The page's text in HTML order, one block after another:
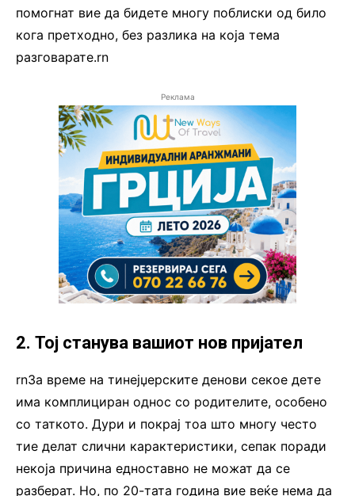
помогнат вие да бидете многу поблиски од било
кога претходно, без разлика на која тема
разговарате.rn
Реклама
2. Тој станува вашиот нов пријател
rnЗа време на тинејџерските денови секое дете
има комплициран однос со родителите, особено
со таткото. Дури и покрај тоа што многу често
тие делат слични карактеристики, сепак поради
некоја причина едноставно не можат да се
разберат. Но, по 20-тата година вие веќе нема да